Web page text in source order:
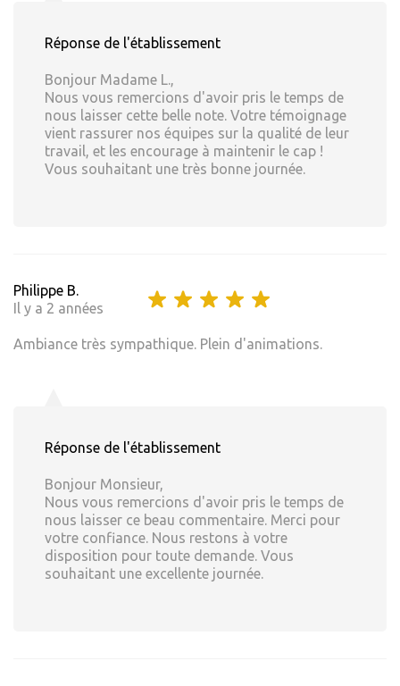
Réponse de l'établissement
Bonjour Madame L.,
Nous vous remercions d'avoir pris le temps de
nous laisser cette belle note. Votre témoignage
vient rassurer nos équipes sur la qualité de leur
travail, et les encourage à maintenir le cap !
Vous souhaitant une très bonne journée.
Philippe B.
Il y a 2 années
Ambiance très sympathique. Plein d'animations.
Réponse de l'établissement
Bonjour Monsieur,
Nous vous remercions d'avoir pris le temps de
nous laisser ce beau commentaire. Merci pour
votre confiance. Nous restons à votre
disposition pour toute demande. Vous
souhaitant une excellente journée.